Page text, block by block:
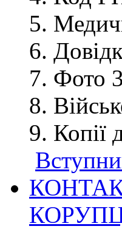
Фото
Копії